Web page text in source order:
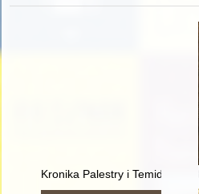
Kronika Palestry i Temidy w